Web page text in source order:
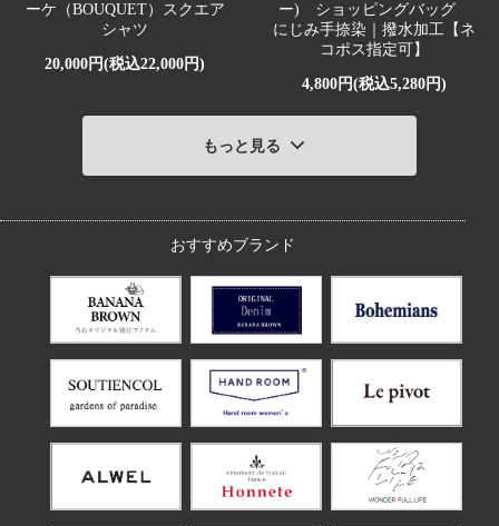
ーケ（BOUQUET）スクエア
シャツ
20,000円(税込22,000円)
ー) ショッピングバッグ
にじみ手捺染｜撥水加工【ネ
コポス指定可】
4,800円(税込5,280円)
もっと見る
おすすめブランド